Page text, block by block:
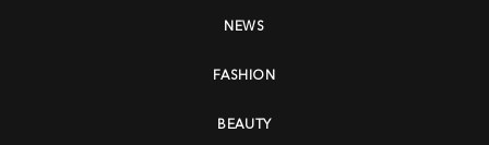
NEWS
FASHION
BEAUTY